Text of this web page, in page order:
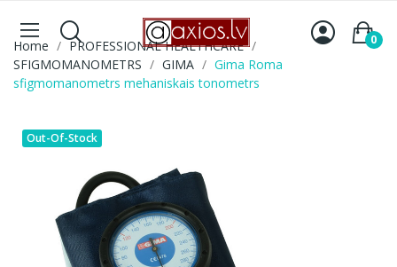
0
Home
PROFESSIONAL HEALTHCARE
SFIGMOMANOMETRS
GIMA
Gima Roma
sfigmomanometrs mehaniskais tonometrs
Out-Of-Stock